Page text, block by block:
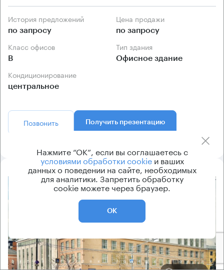
История предложений
по запросу
Цена продажи
по запросу
Класс офисов
B
Тип здания
Офисное здание
Кондиционирование
центральное
Позвонить Получить презентацию
Нажмите “ОК”, если вы соглашаетесь с
условиями обработки cookieи ваших
данных о поведении на сайте, необходимых
для аналитики. Запретить обработку
cookie можете через браузер.
ОК